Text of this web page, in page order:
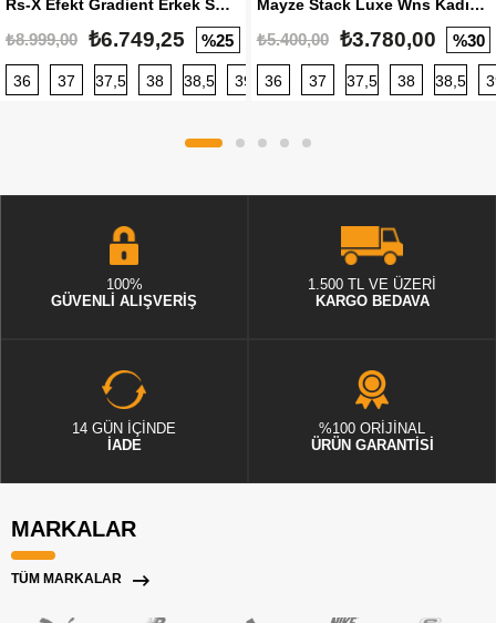
Rs-X Efekt Gradient Erkek Sneaker
₺8.999,00 ₺6.749,25 %25
36 37 37,5 38 38,5 39 40 40,5 41 42 42,5
Mayze Stack Luxe Wns Kadın Sneaker
₺5.400,00 ₺3.780,00 %30
36 37 37,5 38 38,5
100%
GÜVENLİ ALIŞVERİŞ
1.500 TL VE ÜZERİ
KARGO BEDAVA
14 GÜN İÇİNDE
İADE
%100 ORİJİNAL
ÜRÜN GARANTİSİ
MARKALAR
TÜM MARKALAR